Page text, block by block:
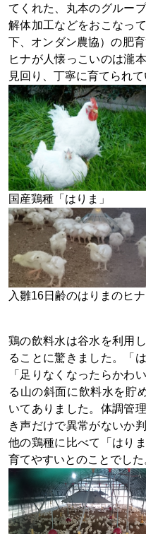
てくれた、丸本のグルー
解体加工などをおこなっ
下、オンダン農協）の肥
ヒナが人懐っこいのは瀧
見回り、丁寧に育てられ
国産鶏種「はりま」
入雛16日齢のはりまのヒナ
鶏の飲料水は谷水を利用
ることに驚きました。「
「足りなくなったらかわ
る山の斜面に飲料水を貯
いてありました。体調管
き声だけで異常がないか
他の鶏種に比べて「はり
育てやすいとのことでした